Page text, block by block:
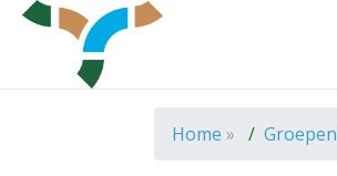
Home » Groepen